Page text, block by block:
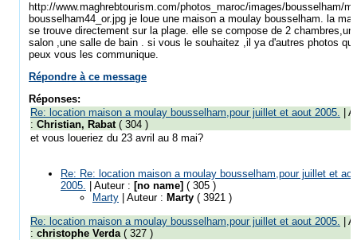
http://www.maghrebtourism.com/photos_maroc/images/bousselham/
bousselham44_or.jpg je loue une maison a moulay bousselham. la
se trouve directement sur la plage. elle se compose de 2 chambres,un
salon ,une salle de bain . si vous le souhaitez ,il ya d'autres photos
peux vous les communique.
Répondre à ce message
Réponses:
Re: location maison a moulay bousselham,pour juillet et aout 2005. |
: Christian, Rabat( 304 )
et vous loueriez du 23 avril au 8 mai?
Re: Re: location maison a moulay bousselham,pour juillet et
2005. | Auteur : [no name] ( 305 )
Marty | Auteur : Marty ( 3921 )
Re: location maison a moulay bousselham,pour juillet et aout 2005. |
: christophe Verda( 327 )